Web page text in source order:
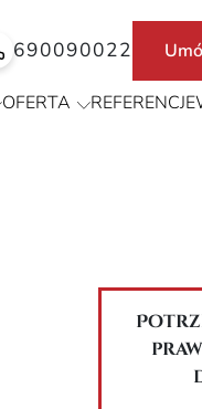
690090022
OFERTA REFERENCJE